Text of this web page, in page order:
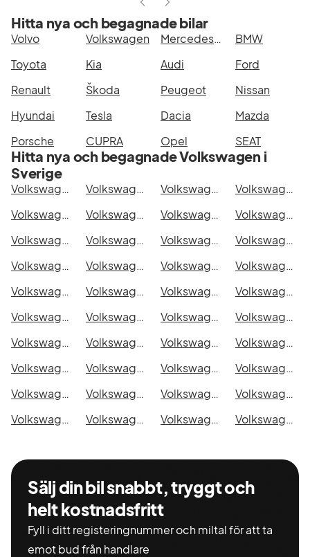
Hitta nya och begagnade bilar
Volvo Volkswagen Mercedes-Benz
BMW
Toyota
Kia Audi
Ford
Renault
Škoda Peugeot
Nissan
Hyundai
Tesla Dacia
Mazda
Porsche
CUPRA Opel SEAT
Hitta nya och begagnade Volkswagen i
Sverige
Volkswagen Arteon eHybrid Shooting Brake i Stockholm Volkswagen Arteon eHybrid Shooting Brake i Göteborg Volkswagen Arteon eHybrid Shooting Brake i Helsingborg
Volkswagen Arteon eHybrid Shooting Brake i Jönköping
Volkswagen Arteon eHybrid Shooting Brake i Malmö
Volkswagen Arteon eHybrid Shooting Brake i Örebro Volkswagen Arteon eHybrid Shooting Brake i Norrköping
Volkswagen Arteon eHybrid Shooting Brake i Linköping
Volkswagen Arteon eHybrid Shooting Brake i Uppsala
Volkswagen Arteon eHybrid Shooting Brake i Västerås Volkswagen Arteon eHybrid Shooting Brake i Halmstad
Volkswagen Arteon eHybrid Shooting Brake i Växjö
Volkswagen Arteon eHybrid Shooting Brake i Eskilstuna
Volkswagen Arteon eHybrid Shooting Brake i Kalmar Volkswagen Arteon eHybrid Shooting Brake i Karlskrona
Volkswagen Arteon eHybrid Shooting Brake i Karlstad
Volkswagen Arteon eHybrid Shooting Brake i Kristianstad
Volkswagen Arteon eHybrid Shooting Brake i Sundsvall Volkswagen Arteon eHybrid Shooting Brake i Umeå
Volkswagen Arteon eHybrid Shooting Brake i Varberg
Volkswagen Arteon eHybrid Shooting Brake i Borås
Volkswagen Arteon eHybrid Shooting Brake i Falkenberg Volkswagen Arteon eHybrid Shooting Brake i Gävle
Volkswagen Arteon eHybrid Shooting Brake i Luleå
Volkswagen Arteon eHybrid Shooting Brake i Lund
Volkswagen Arteon eHybrid Shooting Brake i Mönsterås Volkswagen Arteon eHybrid Shooting Brake i Uddevalla
Volkswagen Arteon eHybrid Shooting Brake i Västervik
Volkswagen Arteon eHybrid Shooting Brake i Ystad
Volkswagen Arteon eHybrid Shooting Brake i Östersund Volkswagen Arteon eHybrid Shooting Brake i Borlänge
Volkswagen Arteon eHybrid Shooting Brake i Kiruna
Volkswagen Arteon eHybrid Shooting Brake i Nyköping
Volkswagen Arteon eHybrid Shooting Brake i Oskarshamn Volkswagen Arteon eHybrid Shooting Brake i Sigtuna
Volkswagen Arteon eHybrid Shooting Brake i Skellefteå
Volkswagen Arteon eHybrid Shooting Brake i Skövde
Volkswagen Arteon eHybrid Shooting Brake i Trollhättan Volkswagen Arteon eHybrid Shooting Brake i Alingsås Volkswagen Arteon eHybrid Shooting Brake i Båstad
Sälj din bil snabbt, tryggt och
helt kostnadsfritt
Fyll i ditt registeringnummer och miltal för att ta
emot bud från handlare